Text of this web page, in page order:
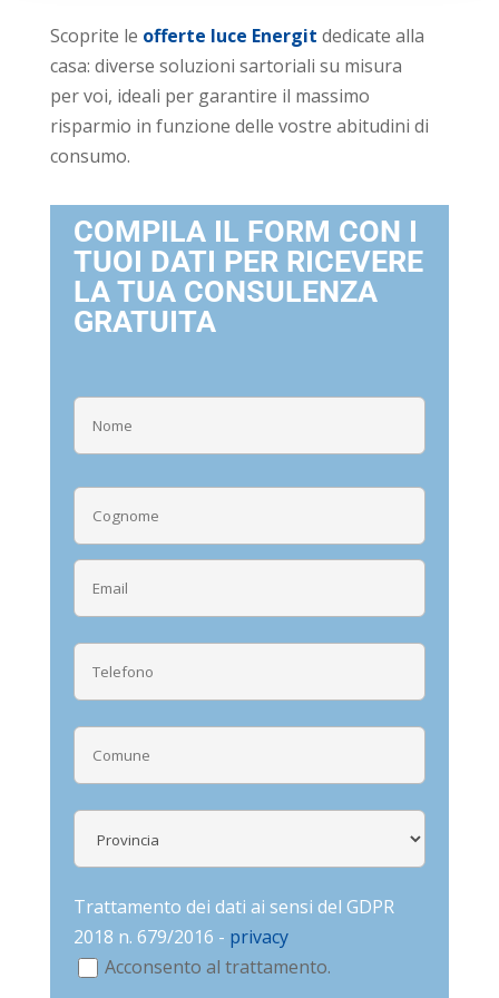
Scoprite le offerte luce Energit dedicate alla
casa: diverse soluzioni sartoriali su misura
per voi, ideali per garantire il massimo
risparmio in funzione delle vostre abitudini di
consumo.
COMPILA IL FORM CON I
TUOI DATI PER RICEVERE
LA TUA CONSULENZA
GRATUITA
Trattamento dei dati ai sensi del GDPR
2018 n. 679/2016 - privacy
Acconsento al trattamento.